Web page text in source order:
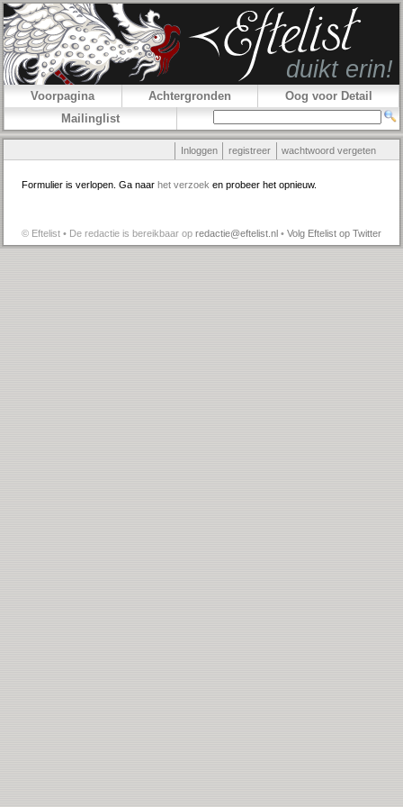
Voorpagina Achtergronden
Oog voor Detail
Mailinglist
Inloggen registreer wachtwoord vergeten
Formulier is verlopen. Ga naar het verzoek en probeer het opnieuw.
© Eftelist • De redactie is bereikbaar op redactie@eftelist.nl • Volg Eftelist op Twitter